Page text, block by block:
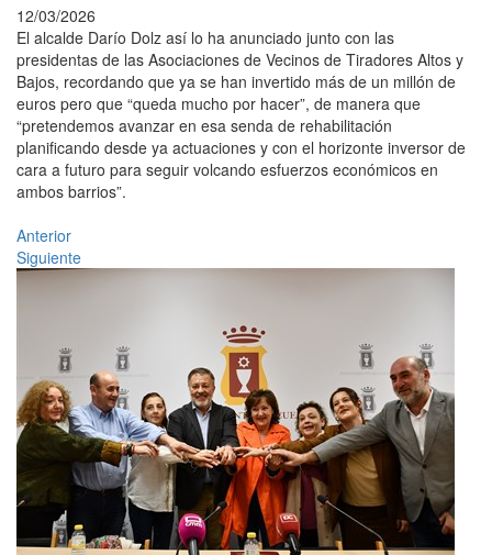
12/03/2026
El alcalde Darío Dolz así lo ha anunciado junto con las
presidentas de las Asociaciones de Vecinos de Tiradores Altos y
Bajos, recordando que ya se han invertido más de un millón de
euros pero que “queda mucho por hacer”, de manera que
“pretendemos avanzar en esa senda de rehabilitación
planificando desde ya actuaciones y con el horizonte inversor de
cara a futuro para seguir volcando esfuerzos económicos en
ambos barrios”.
Anterior
Siguiente